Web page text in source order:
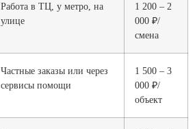
Работа в ТЦ, у метро, на
улице
1 200 – 2
000 ₽/
смена
Частные заказы или через
сервисы помощи
1 500 – 3
000 ₽/
объект